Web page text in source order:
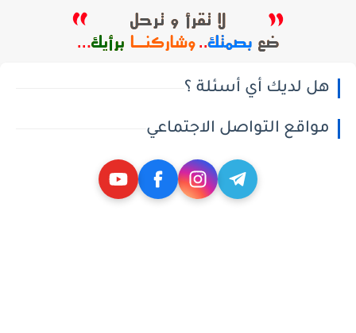
هل لديك أي أسئلة ؟
مواقع التواصل الاجتماعي